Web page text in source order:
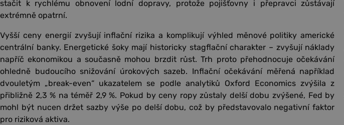
stačit k rychlému obnovení lodní dopravy, protože pojišťovny i přepravci zůstávají
extrémně opatrní.
Vyšší ceny energií zvyšují inflační rizika a komplikují výhled měnové politiky americké
centrální banky. Energetické šoky mají historicky stagflační charakter – zvyšují náklady
napříč ekonomikou a současně mohou brzdit růst. Trh proto přehodnocuje očekávání
ohledně budoucího snižování úrokových sazeb. Inflační očekávání měřená například
dvouletým „break-even“ ukazatelem se podle analytiků Oxford Economics zvýšila z
přibližně 2,3 % na téměř 2,9 %. Pokud by ceny ropy zůstaly delší dobu zvýšené, Fed by
mohl být nucen držet sazby výše po delší dobu, což by představovalo negativní faktor
pro riziková aktiva.